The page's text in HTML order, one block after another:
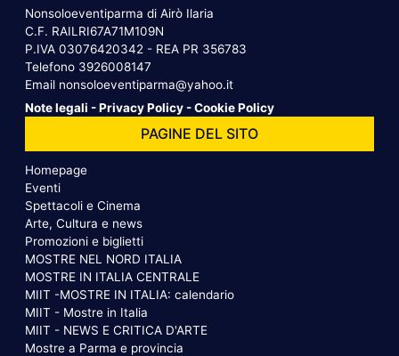
Nonsoloeventiparma di Airò Ilaria
C.F. RAILRI67A71M109N
P.IVA 03076420342 - REA PR 356783
Telefono 3926008147
Email nonsoloeventiparma@yahoo.it
Note legali -Privacy Policy -Cookie Policy
PAGINE DEL SITO
Homepage
Eventi
Spettacoli e Cinema
Arte, Cultura e news
Promozioni e biglietti
MOSTRE NEL NORD ITALIA
MOSTRE IN ITALIA CENTRALE
MIIT -MOSTRE IN ITALIA: calendario
MIIT - Mostre in Italia
MIIT - NEWS E CRITICA D'ARTE
Mostre a Parma e provincia